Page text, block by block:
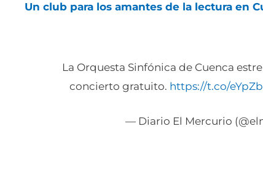
Un club para los amantes de la lectura en
La Orquesta Sinfónica de Cuenca
concierto gratuito. https://t.co/
— Diario El Mercurio